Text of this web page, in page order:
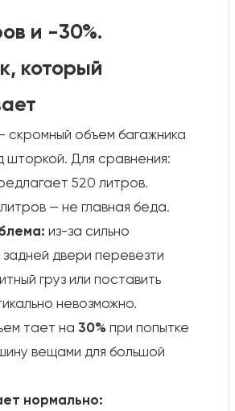
и -30%.
который
скромный объем багажника
шторкой. Для сравнения:
520 литров.
— не главная беда.
из-за сильно
двери перевезти
груз или поставить
невозможно.
тает на 30% при попытке
вещами для большой
нормально: